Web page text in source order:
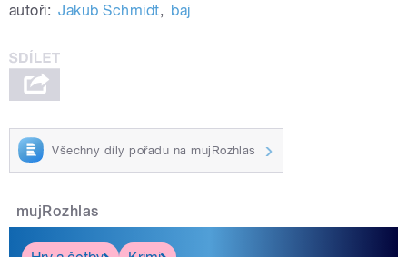
autoři: Jakub Schmidt, baj
Všechny díly pořadu na mujRozhlas
mujRozhlas